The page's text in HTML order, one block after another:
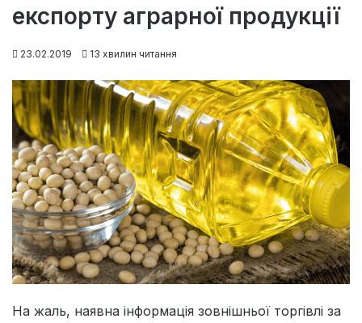
експорту аграрної продукції
23.02.2019 13 хвилин читання
На жаль, наявна інформація зовнішньої торгівлі за